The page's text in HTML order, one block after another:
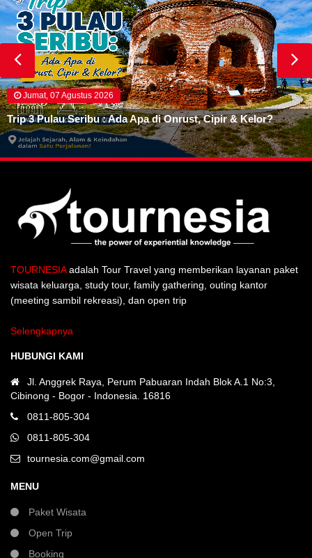
Jumat, 07 Agustus 2026
Trip 3 Pulau Seribu : Ada Apa di Onrust, Cipir & Kelor?
TOURNESIAadalah Tour Travel yang memberikan layanan paket
wisata keluarga, study tour, family gathering, outing kantor
(meeting sambil rekreasi), dan open trip
Selengkapnya
HUBUNGI KAMI
Jl. Anggrek Raya, Perum Pabuaran Indah Blok A.1 No:3,
Cibinong - Bogor - Indonesia. 16816
0811-805-304
0811-805-304
tournesia.com@gmail.com
MENU
Paket Wisata
Open Trip
Booking